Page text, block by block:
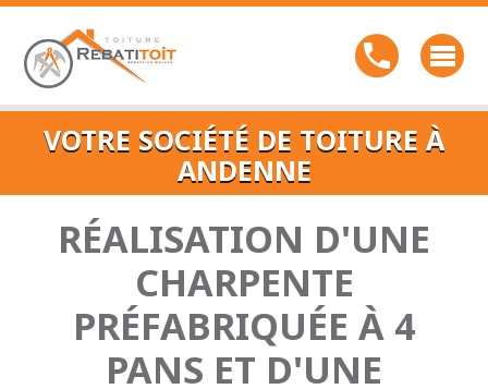
VOTRE SOCIÉTÉ DE TOITURE À
ANDENNE
RÉALISATION D'UNE
CHARPENTE
PRÉFABRIQUÉE À 4
PANS ET D'UNE